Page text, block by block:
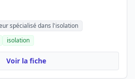
spécialisé dans l'isolation
isolation
Voir la fiche